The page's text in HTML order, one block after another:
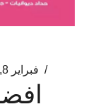
فبراير 8, 2022